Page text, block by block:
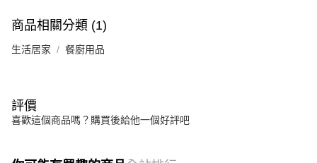
商品相關分類 (1)
生活居家 餐廚用品
評價
喜歡這個商品嗎？購買後給他一個好評吧